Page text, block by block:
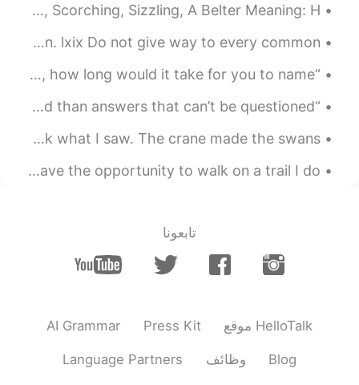
Ross
2021.03.08 01:41
ES
EN
Graciass
Meily
2021.03.08 01:39
2021.03.08 01:39
Good to know!
hayisjimenez
2021.03.08 01:37
súpeeeer
Ryan’s Words Of The Day: Boiling, Sweltering, Stifling, Scorching, Sizzling, A Belter Meaning: H...
Excerpt from The Art of Worldly Wisdom by Baltasar Gracián. lxix Do not give way to every common...
“And if I asked you to name all the things that you love, how long would it take for you to name ...
“I would rather have questions that can’t be answered than answers that can’t be questioned.” — ...
Good morning. Went to help a friend with his boat and look what I saw. The crane made the swans...
Fun fact about me: ✨ I love nature and every time I have the opportunity to walk on a trail I do ...
تابعونا
AI Grammar Press Kit موقع HelloTalk
Language Partners وظائف Blog